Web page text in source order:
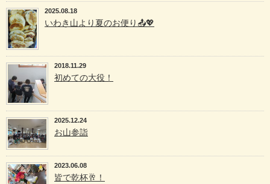
2025.08.18
いわき山より夏のお便り📤💖
2018.11.29
初めての大役！
2025.12.24
お山参詣
2023.06.08
皆で乾杯🥂！